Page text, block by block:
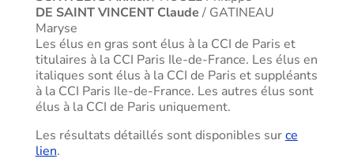
DE SAINT VINCENT Claude / GATINEAU
Maryse
Les élus en gras sont élus à la CCI de Paris et
titulaires à la CCI Paris Ile-de-France. Les élus en
italiques sont élus à la CCI de Paris et suppléants
à la CCI Paris Ile-de-France. Les autres élus sont
élus à la CCI de Paris uniquement.
Les résultats détaillés sont disponibles surce
lien.